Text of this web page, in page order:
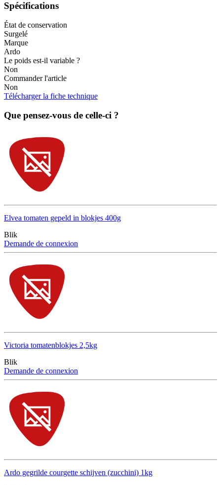
Spécifications
État de conservation
Surgelé
Marque
Ardo
Le poids est-il variable ?
Non
Commander l'article
Non
Télécharger la fiche technique
Que pensez-vous de celle-ci ?
Elvea tomaten gepeld in blokjes 400g
Blik
Demande de connexion
Victoria tomatenblokjes 2,5kg
Blik
Demande de connexion
Ardo gegrilde courgette schijven (zucchini) 1kg